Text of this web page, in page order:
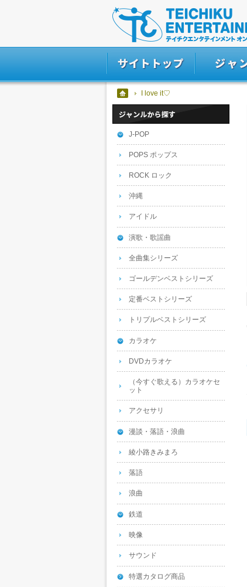
I love it♡
J-POP
POPS ポップス
ROCK ロック
沖縄
アイドル
演歌・歌謡曲
全曲集シリーズ
ゴールデンベストシリーズ
定番ベストシリーズ
トリプルベストシリーズ
カラオケ
DVDカラオケ
（今すぐ歌える）カラオケセ
ット
アクセサリ
漫談・落語・浪曲
綾小路きみまろ
落語
浪曲
鉄道
映像
サウンド
特選カタログ商品